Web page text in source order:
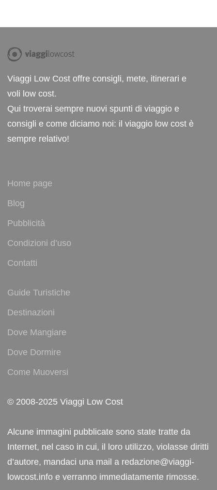
Viaggi Low Cost offre consigli, mete, itinerari e
voli low cost.
Qui troverai sempre nuovi spunti di viaggio e
consigli e come diciamo noi: il viaggio low cost è
sempre relativo!
Home page
Blog
Pubblicità
Condizioni d’uso
Contatti
Guide Turistiche
Destinazioni
Dove Mangiare
Dove Dormire
Come Muoversi
© 2008-2025 Viaggi Low Cost
Alcune immagini pubblicate sono state tratte da
Internet, nel caso in cui, il loro utilizzo, violasse diritti
d’autore, mandaci una mail a redazione@viaggi-
lowcost.info e verranno immediatamente rimosse.